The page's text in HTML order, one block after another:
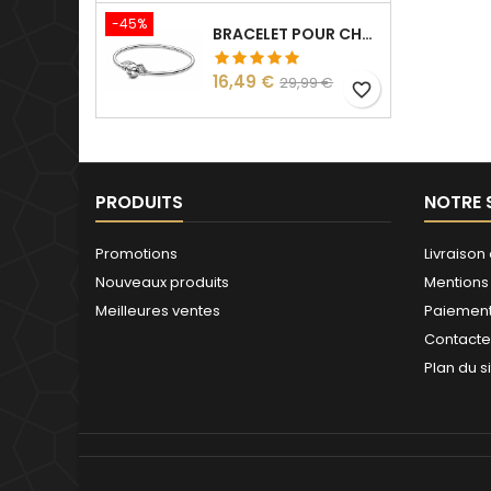
-45% BRACELET POUR CHARM ARGENT HARRY VIF D'OR
Prix
16,49 € Prix
base
29,99 € favorite_border
PRODUITS
Promotions
Nouveaux produits
Meilleures ventes
NOTRE
Plan du